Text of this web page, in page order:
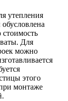
утепления
Для
можно
этого
монтаже